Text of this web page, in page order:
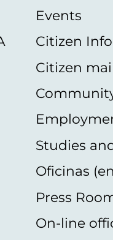
Events
Citizen
Citizen
Studies
Oficinas
Press
On-line